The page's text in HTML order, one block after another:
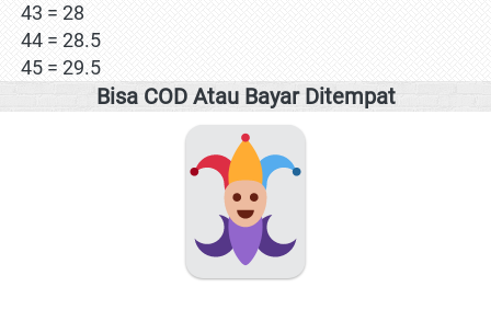
43 = 28
44 = 28.5
45 = 29.5
Bisa COD Atau Bayar Ditempat